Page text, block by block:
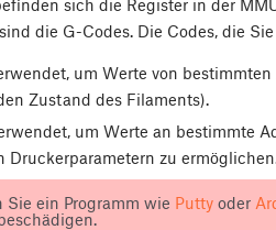
sich die Register in der
die G-Codes. Die Codes, die
um Werte von
Zustand des Filaments).
um Werte an bestimmte
Druckerparametern zu ermöglichen.
Sie ein Programm wie Puttyoder